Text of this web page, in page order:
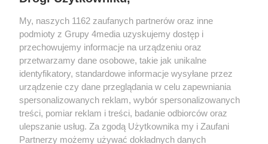
Reklama Kontakt Regulamin
Dystrybucja
Regulamin prenumeraty
Polityka Prywatności
Zapisz się do newslettera
Dołącz do grona ludzi najlepiej poinformowanych!
My, naszych 1162 zaufanych partnerów oraz inne
podmioty z Grupy 4media uzyskujemy dostęp i
przechowujemy informacje na urządzeniu oraz
przetwarzamy dane osobowe, takie jak unikalne
identyfikatory, standardowe informacje wysyłane przez
urządzenie czy dane przeglądania w celu zapewniania
spersonalizowanych reklam, wybór spersonalizowanych
treści, pomiar reklam i treści, badanie odbiorców oraz
ulepszanie usług. Za zgodą Użytkownika my i Zaufani
Partnerzy możemy używać dokładnych danych